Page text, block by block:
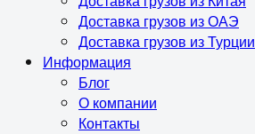
Доставка грузов из ОАЭ
Доставка грузов из Турции
Информация
Блог
О компании
Контакты